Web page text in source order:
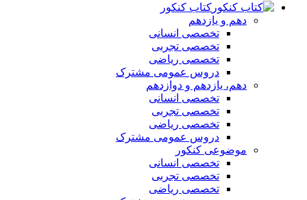
کتاب کنکور
دهم و یازدهم
تخصصی انسانی
تخصصی تجربی
تخصصی ریاضی
دروس عمومی مشترک
دهم، یازدهم و دوازدهم
تخصصی انسانی
تخصصی تجربی
تخصصی ریاضی
دروس عمومی مشترک
موضوعی کنکور
تخصصی انسانی
تخصصی تجربی
تخصصی ریاضی